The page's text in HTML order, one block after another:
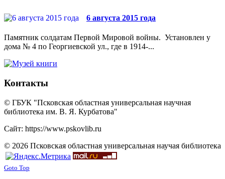
6 августа 2015 года
Памятник солдатам Первой Мировой войны. Установлен у
дома № 4 по Георгиевской ул., где в 1914-...
Контакты
© ГБУК "Псковская областная универсальная научная
библиотека им. В. Я. Курбатова"
Сайт: https://www.pskovlib.ru
© 2026 Псковская областная универсальная научая библиотека
Goto Top